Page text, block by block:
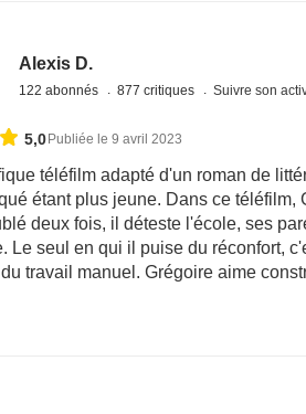
Alexis D.
122 abonnés 877 critiques Suivre son
5,0Publiée le 9 avril 2023
téléfilm adapté d'un roman de
étant plus jeune. Dans ce
deux fois, il déteste l'école, ses
Le seul en qui il puise du réconfort,
travail manuel. Grégoire aime